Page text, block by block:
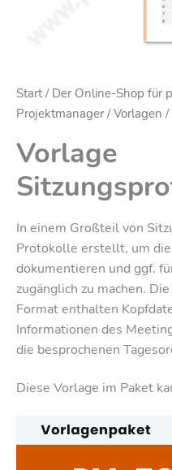
Start/ Der Online-Shop für
Projektmanager/Vorlagen /
Vorlage
In einem Großteil von
Protokolle erstellt, um
dokumentieren und ggf.
zugänglich zu machen.
Format enthalten
Informationen des
die besprochenen
Diese Vorlage im Paket